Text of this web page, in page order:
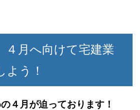
４月へ向けて宅建業
よう！
４月が迫っております！